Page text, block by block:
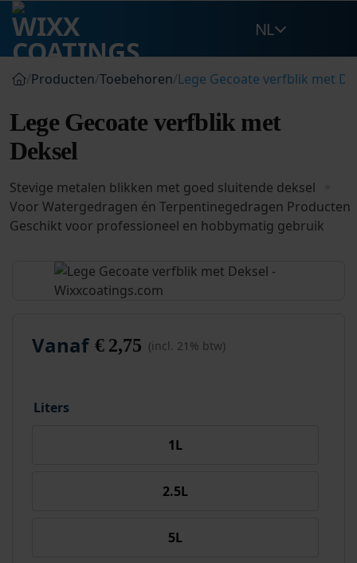
Ga
naar
inhoud
NL
/Producten/Toebehoren/Lege Gecoate verfblik met
Lege Gecoate verfblik met
Deksel
Stevige metalen blikken met goed sluitende deksel
Voor Watergedragen én Terpentinegedragen Producten
Geschikt voor professioneel en hobbymatig gebruik
Vanaf €2,75 (incl. 21% btw)
Liters
1L
2.5L
5L